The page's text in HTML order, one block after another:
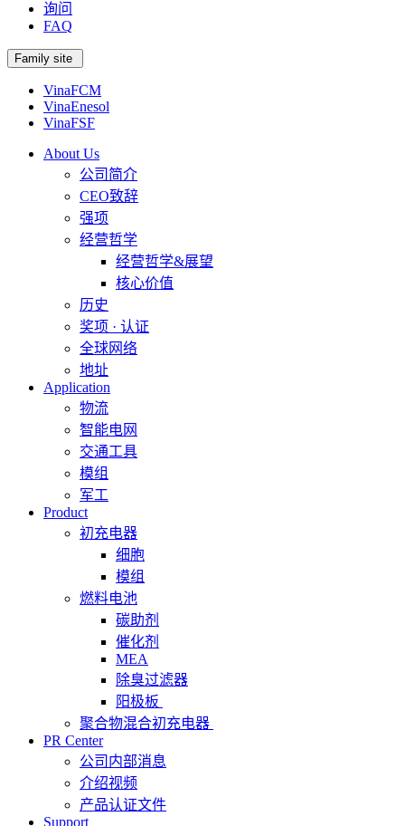
询问
FAQ
Family site
VinaFCM
VinaEnesol
VinaFSF
About Us
公司简介
CEO致辞
强项
经营哲学
经营哲学&展望
核心价值
历史
奖项 · 认证
全球网络
地址
Application
物流
智能电网
交通工具
模组
军工
Product
初充电器
细胞
模组
燃料电池
碳助剂
催化剂
MEA
除臭过滤器
阳极板
聚合物混合初充电器
PR Center
公司内部消息
介绍视频
产品认证文件
Support